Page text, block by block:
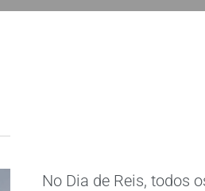
No Dia de Reis, todos